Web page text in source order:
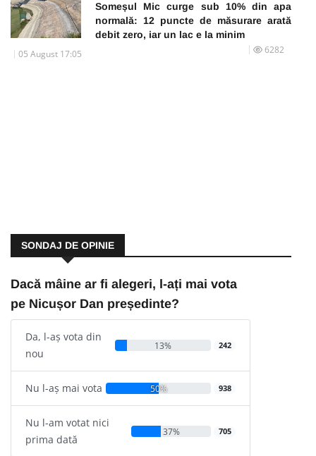
Someșul Mic curge sub 10% din apa
normală: 12 puncte de măsurare arată
debit zero, iar un lac e la minim
05 August 17:05 6282
SONDAJ DE OPINIE
Dacă mâine ar fi alegeri, l-ați mai vota
pe Nicușor Dan președinte?
Da, l-aș vota din
nou
13% 242
Nu l-aș mai vota 50% 938
Nu l-am votat nici
prima dată
37% 705